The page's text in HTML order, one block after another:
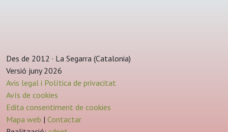
Des de 2012 · La Segarra (Catalonia)
Versió juny 2026
Avis legal i Política de privacitat
Avís de cookies
Edita consentiment de cookies
Mapa web | Contactar